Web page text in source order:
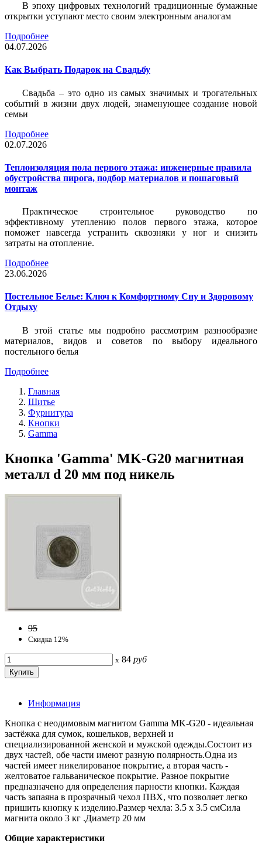
В эпоху цифровых технологий традиционные бумажные
открытки уступают место своим электронным аналогам
Подробнее
04.07.2026
Как Выбрать Подарок на Свадьбу
Свадьба – это одно из самых значимых и трогательных
событий в жизни двух людей, знаменующее создание новой
семьи
Подробнее
02.07.2026
Теплоизоляция пола первого этажа: инженерные правила
обустройства пирога, подбор материалов и пошаговый
монтаж
Практическое строительное руководство по
эффективному утеплению полов первого этажа, которое
поможет навсегда устранить сквозняки у ног и снизить
затраты на отопление.
Подробнее
23.06.2026
Постельное Белье: Ключ к Комфортному Сну и Здоровому
Отдыху
В этой статье мы подробно рассмотрим разнообразие
материалов, видов и советов по выбору идеального
постельного белья
Подробнее
Главная
Шитье
Фурнитура
Кнопки
Gamma
Кнопка 'Gamma' MK-G20 магнитная
металл d 20 мм под никель
95
Скидка 12%
x 84 руб
Информация
Кнопка с неодимовым магнитом Gamma MK-G20 - идеальная
застёжка для сумок, кошельков, верхней и
специализированной женской и мужской одежды.Состоит из
двух частей, обе части имеют разную полярность.Одна из
частей имеет никелированое покрытие, а вторая часть -
желтоватое гальваническое покрытие. Разное покрытие
предназначено для определения парности кнопки. Каждая
часть запаяна в прозрачный чехол ПВХ, что позволяет легко
пришить кнопку к изделию.Размер чехла: 3.5 х 3.5 смСила
магнита около 3 кг .Диаметр 20 мм
Общие характеристики